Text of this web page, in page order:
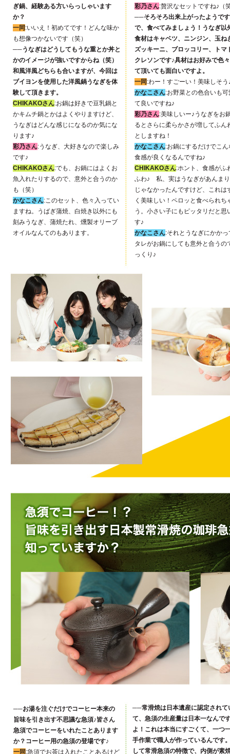
ぎ鍋、経験ある方いらっしゃいます
か？
一同 :いいえ！初めてです！どんな味か
も想像つかないです（笑）
──うなぎはどうしてもうな重とか丼と
かのイメージが強いですからね（笑）
和風洋風どちらも合いますが、今回は
ブイヨンを使用した洋風鍋うなぎを体
験して頂きます。
CHIKAKOさん:お鍋は好きで豆乳鍋と
かキムチ鍋とかはよくやりますけど、
うなぎはどんな感じになるのか気にな
ります♪
彩乃さん:うなぎ、大好きなので楽しみ
です♪
CHIKAKOさん:でも、お鍋にはよくお
魚入れたりするので、意外と合うのか
も（笑）
かなこさん:このセット、色々入ってい
ますね。うばぎ蒲焼、白焼き以外にも
刻みうなぎ、蒲焼たれ、燻製オリーブ
オイルなんてのもあります。
彩乃さん:贅沢なセットですね♪（
──そろそろ出来上がったようで
で、食べてみましょう！うなぎ以
食材はキャベツ、ニンジン、玉ね
ズッキーニ、ブロッコリー、トマ
クレソンです♪具材はお好みで色
て頂いても面白いですよ。
一同 :わー！すごーい！美味しそう
かなこさん:お野菜との色合いも可
て良いですね♪
彩乃さん:美味しいー♪うなぎをお
るとさらに柔らかさが増してふん
としますね！
かなこさん:お鍋にするだけでこん
食感が良くなるんですね♪
CHIKAKOさん:ホント、食感がふ
ふわ♪ 私、実はうなぎがあんま
じゃなかったんですけど、これは
く美味しい！ペロッと食べられち
う。小さい子にもピッタリだと思
す♪
かなこさん:それとうなぎにかかっ
タレがお鍋にしても意外と合うの
っくり♪
──お湯を注ぐだけでコーヒー本来の
旨味を引き出す不思議な急須♪皆さん
急須でコーヒーをいれたことあります
か？コーヒー用の急須の登場です♪
一同 :急須でお茶は入れたことあるけど
──常滑焼は日本遺産に認定されて
て、急須の生産量は日本一なんで
よ！これは本当にすごくて、一つ
手作業で職人が作っているんです
して常滑急須の特徴で、内側が素